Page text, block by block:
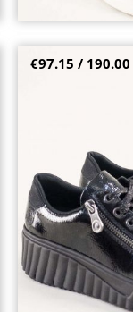
Модерни дамски
€97.15 /